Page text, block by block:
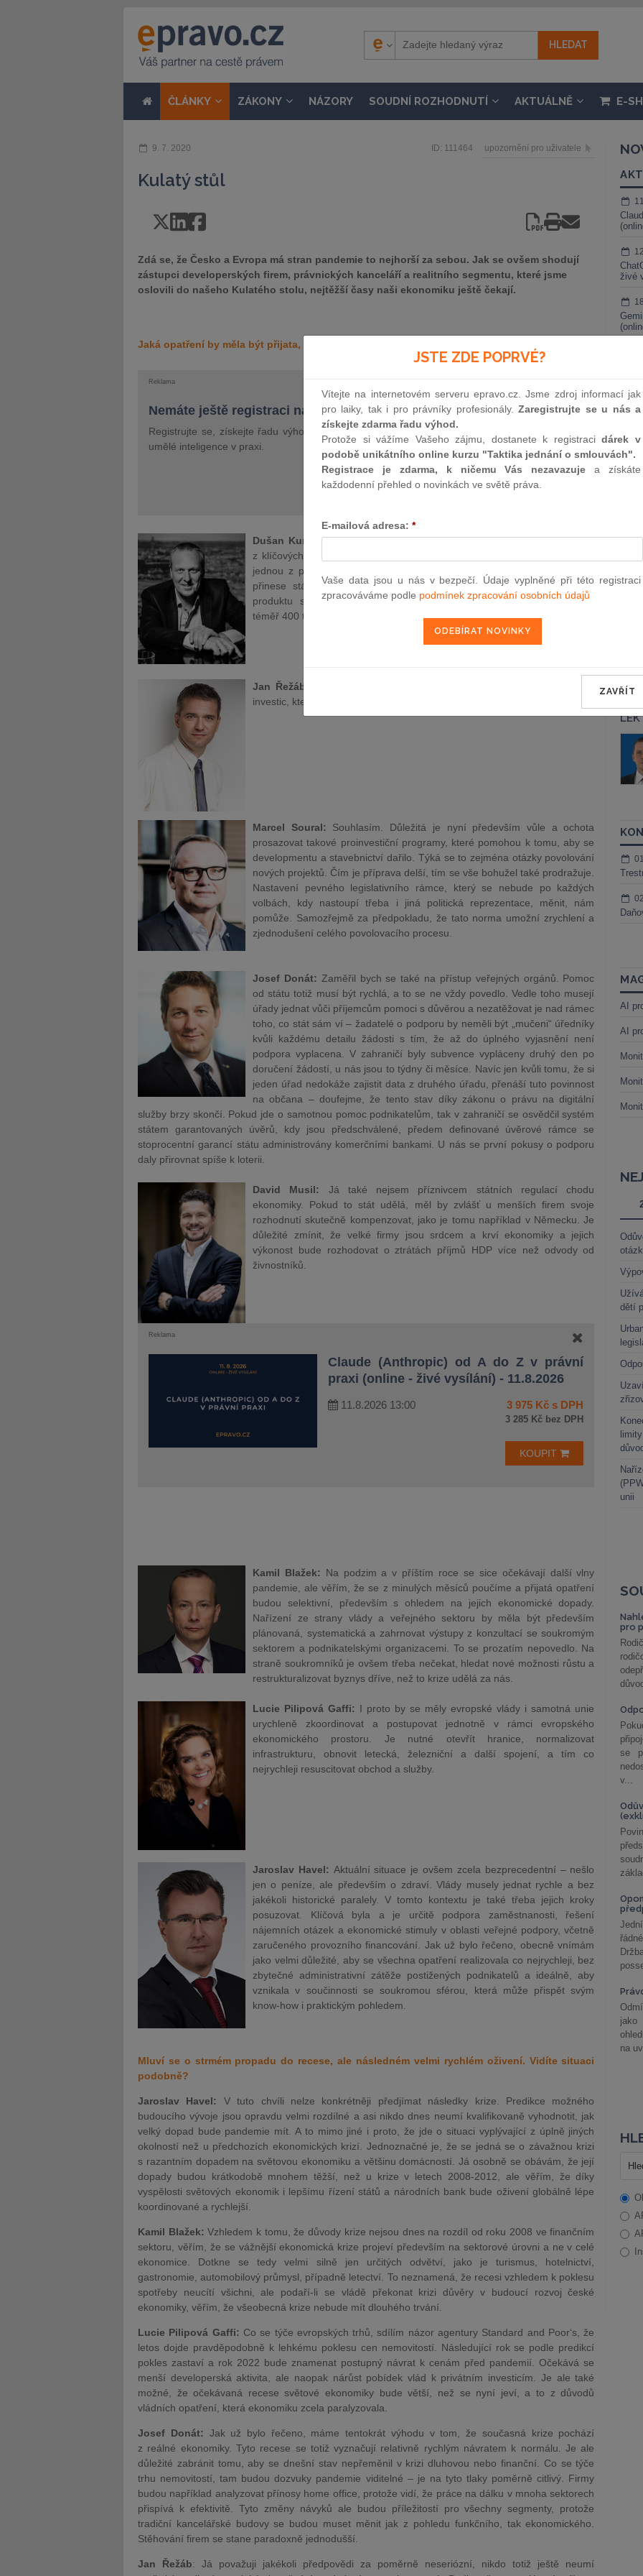
ČLÁNKY ZÁKONY NÁZORY SOUDNÍ ROZHODNUTÍ AKTUÁLNĚ E-
9. 7. 2020 ID: 111464 upozornění pro uživatele
Kulatý stůl
Zdá se, že Česko a Evropa má stran pandemie to nejhorší za sebou. Jak se ovšem shodují
zástupci developerských firem, právnických kanceláří a realitního segmentu, které jsme
oslovili do našeho Kulatého stolu, nejtěžší časy naši ekonomiku ještě čekají.
Jaká opatření by měla být přijata, aby byl dopad krize na firmy co nejmenší?
Reklama
Nemáte ještě registraci na epravo.cz?
Registrujte se, získejte řadu výhod a jako dárek Vám zašleme aktuální online kurz na využití
umělé inteligence v praxi.
REGISTROVAT ZDE
Dušan Kunovský: Stavebnictví je pro nastartování hospodářství jedním
z klíčových oborů – nový stavební zákon proto musí zůstat i v této době
jednou z priorit vlády. Rychlejší a jednodušší povolování nových staveb
přinese státní kase desítky miliard korun navíc. Na hrubém domácím
produktu se stavebnictví podílí bezmála deseti procenty, zaměstnává
téměř 400 tisíc lidí a má velký multiplikační efekt.
Jan Řežáb
investic, která by rozhýbala stagnující ekonomiku.
Marcel Soural:
Souhlasím. Důležitá je nyní především vůle a ochota
prosazovat takové proinvestiční programy, které pomohou k tomu, aby se
developmentu a stavebnictví dařilo. Týká se to zejména otázky povolování
nových projektů. Čím je příprava delší, tím se vše bohužel také prodražuje.
Nastavení pevného legislativního rámce, který se nebude po každých
volbách, kdy nastoupí třeba i jiná politická reprezentace, měnit, nám
pomůže. Samozřejmě za předpokladu, že tato norma umožní zrychlení a
zjednodušení celého povolovacího procesu.
Josef Donát: Zaměřil bych se také na přístup veřejných orgánů. Pomoc
od státu totiž musí být rychlá, a to se ne vždy povedlo. Vedle toho musejí
úřady jednat vůči příjemcům pomoci s důvěrou a nezatěžovat je nad rámec
toho, co stát sám ví – žadatelé o podporu by neměli být „mučeni“ úředníky
kvůli každému detailu žádosti s tím, že až do úplného vyjasnění není
podpora vyplacena. V zahraničí byly subvence vypláceny druhý den po
doručení žádostí, u nás jsou to týdny či měsíce. Navíc jen kvůli tomu, že si
jeden úřad nedokáže zajistit data z druhého úřadu, přenáší tuto povinnost
na občana – doufejme, že tento stav díky zákonu o právu na digitální
služby brzy skončí. Pokud jde o samotnou pomoc podnikatelům, tak v zahraničí se osvědčil systém
státem garantovaných úvěrů, kdy jsou předschválené, předem definované úvěrové rámce se
stoprocentní garancí státu administrovány komerčními bankami. U nás se první pokusy o podporu
daly přirovnat spíše k loterii.
David Musil:
Já také nejsem příznivcem státních regulací chodu
ekonomiky. Pokud to stát udělá, měl by zvlášť u menších firem svoje
rozhodnutí skutečně kompenzovat, jako je tomu například v Německu. Je
důležité zmínit, že velké firmy jsou srdcem a krví ekonomiky a jejich
výkonost bude rozhodovat o ztrátách příjmů HDP více než odvody od
živnostníků.
Reklama
Claude (Anthropic) od A do Z v právní
praxi (online - živé vysílání) - 11.8.2026
11.8.2026 13:00 3 975 Kč s DPH
3 285 Kč bez DPH
KOUPIT
Kamil Blažek: Na podzim a v příštím roce se sice očekávají další vlny
pandemie, ale věřím, že se z minulých měsíců poučíme a přijatá opatření
budou selektivní, především s ohledem na jejich ekonomické dopady.
Nařízení ze strany vlády a veřejného sektoru by měla být především
plánovaná, systematická a zahrnovat výstupy z konzultací se soukromým
sektorem a podnikatelskými organizacemi. To se prozatím nepovedlo. Na
straně soukromníků je ovšem třeba nečekat, hledat nové možnosti růstu a
restrukturalizovat byznys dříve, než to krize udělá za nás.
Lucie Pilipová Gaffi: I proto by se měly evropské vlády i samotná unie
urychleně zkoordinovat a postupovat jednotně v rámci evropského
ekonomického prostoru. Je nutné otevřít hranice, normalizovat
infrastrukturu, obnovit letecká, železniční a další spojení, a tím co
nejrychleji resuscitovat obchod a služby.
Jaroslav Havel: Aktuální situace je ovšem zcela bezprecedentní – nešlo
jen o peníze, ale především o zdraví. Vlády musely jednat rychle a bez
jakékoli historické paralely. V tomto kontextu je také třeba jejich kroky
posuzovat. Klíčová byla a je určitě podpora zaměstnanosti, řešení
nájemních otázek a ekonomické stimuly v oblasti veřejné podpory, včetně
zaručeného provozního financování. Jak už bylo řečeno, obecně vnímám
jako velmi důležité, aby se všechna opatření realizovala co nejrychleji, bez
zbytečné administrativní zátěže postižených podnikatelů a ideálně, aby
vznikala v součinnosti se soukromou sférou, která může přispět svým
know-how i praktickým pohledem.
Mluví se o strmém propadu do recese, ale následném velmi rychlém oživení. Vidíte situaci
podobně?
Jaroslav Havel: V tuto chvíli nelze konkrétněji předjímat následky krize. Predikce možného
budoucího vývoje jsou opravdu velmi rozdílné a asi nikdo dnes neumí kvalifikovaně vyhodnotit, jak
velký dopad bude pandemie mít. A to mimo jiné i proto, že jde o situaci vyplývající z úplně jiných
okolností než u předchozích ekonomických krizí. Jednoznačné je, že se jedná se o závažnou krizi
s razantním dopadem na světovou ekonomiku a většinu domácností. Já osobně se obávám, že její
dopady budou krátkodobě mnohem těžší, než u krize v letech 2008-2012, ale věřím, že díky
vyspělosti světových ekonomik i lepšímu řízení států a národních bank bude oživení globálně lépe
koordinované a rychlejší.
Kamil Blažek: Vzhledem k tomu, že důvody krize nejsou dnes na rozdíl od roku 2008 ve finančním
sektoru, věřím, že se vážnější ekonomická krize projeví především na sektorové úrovni a ne v celé
ekonomice. Dotkne se tedy velmi silně jen určitých odvětví, jako je turismus, hotelnictví,
gastronomie, automobilový průmysl, případně letectví. To neznamená, že recesi vzhledem k poklesu
spotřeby
neucítí všichni, ale podaří-li se vládě překonat krizi důvěry v budoucí rozvoj české
ekonomiky, věřím, že všeobecná krize nebude mít dlouhého trvání.
Lucie Pilipová Gaffi: Co se týče evropských trhů, sdílím názor agentury Standard and Poor‘s, že
letos dojde pravděpodobně k lehkému poklesu cen nemovitostí. Následující rok se podle predikcí
pokles zastaví a rok 2022 bude znamenat postupný návrat k cenám před pandemií. Očekává se
menší developerská aktivita, ale naopak nárůst pobídek vlád k privátním investicím. Je ale také
možné, že očekávaná recese světové ekonomiky bude větší, než se nyní jeví, a to z důvodů
vládních opatření, která ekonomiku zcela paralyzovala.
Josef Donát: Jak už bylo řečeno, máme tentokrát výhodu v tom, že současná krize pochází
z reálné ekonomiky. Tyto recese se totiž vyznačují relativně rychlým návratem k normálu. Je ale
důležité zabránit tomu, aby se dnešní stav nepřeměnil v krizi dluhovou nebo finanční. Co se týče
trhu nemovitostí, tam budou dozvuky pandemie viditelné – je na tyto tlaky poměrně citlivý. Firmy
budou například analyzovat přínosy home office, protože vidí, že práce na dálku v mnoha sektorech
přispívá k efektivitě. Tyto změny návyků ale budou příležitostí pro všechny segmenty, protože
tradiční kancelářské budovy se budou muset měnit jak z pohledu funkčního, tak ekonomického.
Stěhování firem se stane paradoxně jednodušší.
Jan Řežáb: Já považuji jakékoli předpovědi za poměrně neseriózní, nikdo totiž ještě neumí
živé
AI
AI
dětí
unii
pro
se
v...
na
JSTE ZDE POPRVÉ?
Vítejte na internetovém serveru epravo.cz. Jsme zdroj informací jak
pro laiky, tak i pro právníky profesionály.Zaregistrujte se u nás a
získejte zdarma řadu výhod.
Protože si vážíme Vašeho zájmu, dostanete k registracidárek v
podobě unikátního online kurzu "Taktika jednání o smlouvách".
Registrace je zdarma, k ničemu Vás nezavazuje a získáte
každodenní přehled o novinkách ve světě práva.
E-mailová adresa: *
Vaše data jsou u nás v bezpečí. Údaje vyplněné při této registraci
zpracováváme podle podmínek zpracování osobních údajů
ZAVŘÍT